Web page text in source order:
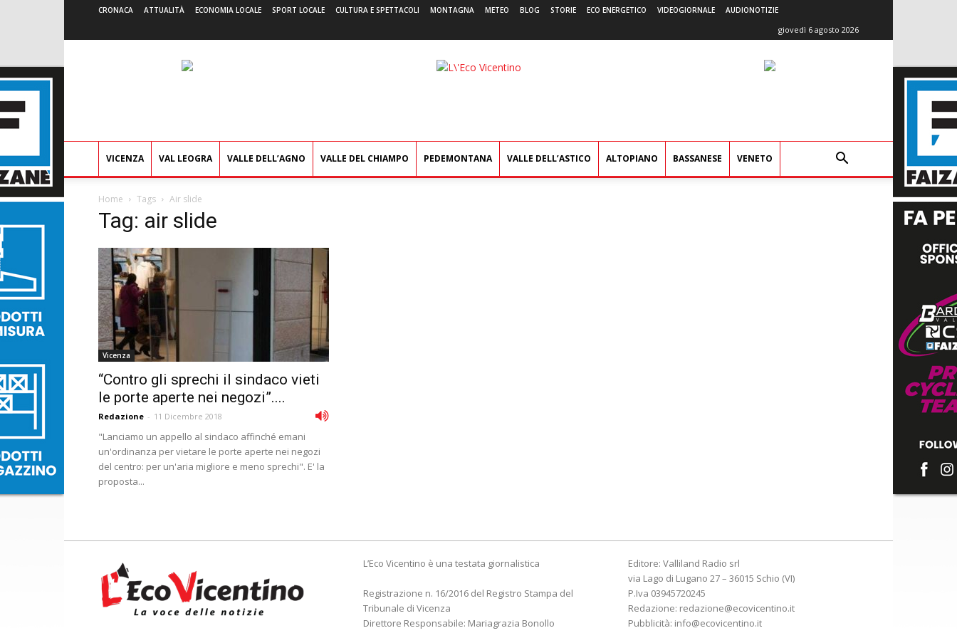
CRONACA ATTUALITÀ ECONOMIA LOCALE SPORT LOCALE CULTURA E SPETTACOLI MONTAGNA METEO BLOG STORIE ECO ENERGETICO VIDEOGIORNALE AUDIONOTIZIE
giovedì 6 agosto 2026
L'Eco
VICENZA VAL LEOGRA VALLE DELL’AGNO VALLE DEL CHIAMPO PEDEMONTANA VALLE DELL’ASTICO ALTOPIANO BASSANESE VENETO
Home Tags Air slide
Tag: air slide
Vicenza
“Contro gli sprechi il sindaco vieti
le porte aperte nei negozi”....
Redazione - 11 Dicembre 2018
"Lanciamo un appello al sindaco affinché emani
un'ordinanza per vietare le porte aperte nei negozi
del centro: per un'aria migliore e meno sprechi". E' la
proposta...
L’Eco Vicentino è una testata giornalistica
Registrazione n. 16/2016 del Registro Stampa del
Tribunale di Vicenza
Direttore Responsabile: Mariagrazia Bonollo
Editore: Valliland Radio srl
via Lago di Lugano 27 – 36015 Schio (VI)
P.Iva 03945720245
Redazione: redazione@ecovicentino.it
Pubblicità: info@ecovicentino.it